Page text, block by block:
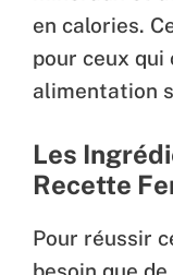
en calories.
pour ceux qui
alimentation
Les
Recette
Pour réussir